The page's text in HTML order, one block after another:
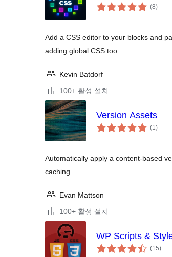
(8전
체)
Add a CSS editor to your blocks and
adding global CSS too.
Kevin Batdorf
100+ 활성 설치
Version Assets
(1전
체)
Automatically apply a content-based
caching.
Evan Mattson
100+ 활성 설치
WP Scripts &
(15전
체)